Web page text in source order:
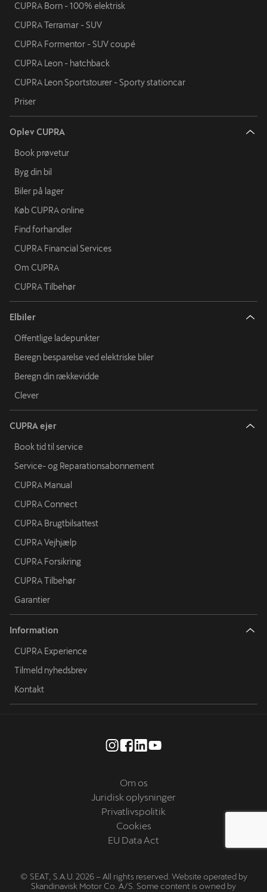
CUPRA Born - 100% elektrisk
CUPRA Terramar - SUV
CUPRA Formentor - SUV coupé
CUPRA Leon - hatchback
CUPRA Leon Sportstourer - Sporty stationcar
Priser
Oplev CUPRA
Book prøvetur
Byg din bil
Biler på lager
Køb CUPRA online
Find forhandler
CUPRA Financial Services
Om CUPRA
CUPRA Tilbehør
Elbiler
Offentlige ladepunkter
Beregn besparelse ved elektriske biler
Beregn din rækkevidde
Clever
CUPRA ejer
Book tid til service
Service- og Reparationsabonnement
CUPRA Manual
CUPRA Connect
CUPRA Brugtbilsattest
CUPRA Vejhjælp
CUPRA Forsikring
CUPRA Tilbehør
Garantier
Information
CUPRA Experience
Tilmeld nyhedsbrev
Kontakt
Om os
Juridisk oplysninger
Privatlivspolitik
Cookies
EU Data Act
© SEAT, S.A.U. 2026 – All rights reserved. Website operated by
Skandinavisk Motor Co. A/S. Some content is owned by